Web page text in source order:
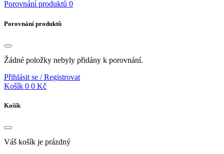
Porovnání produktů 0
Porovnání produktů
Žádné položky nebyly přidány k porovnání.
Přihlásit se / Registrovat
Košík 0 0 Kč
Košík
Váš košík je prázdný